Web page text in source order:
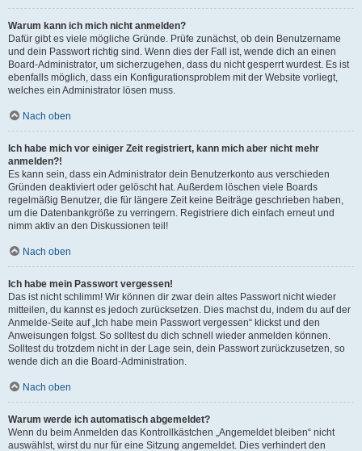
Warum kann ich mich nicht anmelden?
Dafür gibt es viele mögliche Gründe. Prüfe zunächst, ob dein Benutzername
und dein Passwort richtig sind. Wenn dies der Fall ist, wende dich an einen
Board-Administrator, um sicherzugehen, dass du nicht gesperrt wurdest. Es ist
ebenfalls möglich, dass ein Konfigurationsproblem mit der Website vorliegt,
welches ein Administrator lösen muss.
Nach oben
Ich habe mich vor einiger Zeit registriert, kann mich aber nicht mehr
anmelden?!
Es kann sein, dass ein Administrator dein Benutzerkonto aus verschieden
Gründen deaktiviert oder gelöscht hat. Außerdem löschen viele Boards
regelmäßig Benutzer, die für längere Zeit keine Beiträge geschrieben haben,
um die Datenbankgröße zu verringern. Registriere dich einfach erneut und
nimm aktiv an den Diskussionen teil!
Nach oben
Ich habe mein Passwort vergessen!
Das ist nicht schlimm! Wir können dir zwar dein altes Passwort nicht wieder
mitteilen, du kannst es jedoch zurücksetzen. Dies machst du, indem du auf der
Anmelde-Seite auf „Ich habe mein Passwort vergessen“ klickst und den
Anweisungen folgst. So solltest du dich schnell wieder anmelden können.
Solltest du trotzdem nicht in der Lage sein, dein Passwort zurückzusetzen, so
wende dich an die Board-Administration.
Nach oben
Warum werde ich automatisch abgemeldet?
Wenn du beim Anmelden das Kontrollkästchen „Angemeldet bleiben“ nicht
auswählst, wirst du nur für eine Sitzung angemeldet. Dies verhindert den